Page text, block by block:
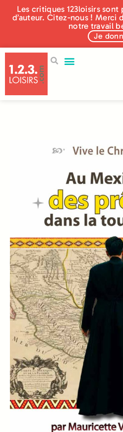
Les critiques 123loisirs
d’auteur. Citez-nous ! Merci
notre travail
Je